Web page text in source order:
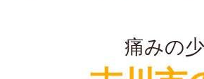
痛みの